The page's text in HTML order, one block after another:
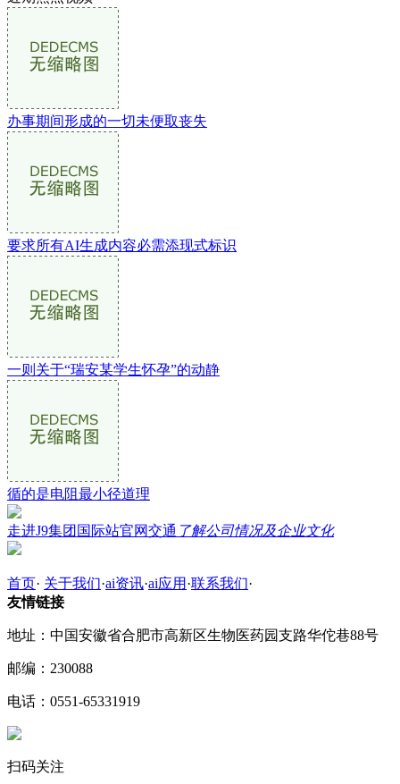
办事期间形成的一切未便取丧失
要求所有AI生成内容必需添现式标识
一则关于“瑞安某学生怀孕”的动静
循的是电阻最小径道理
走进J9集团国际站官网交通 了解公司情况及企业文化
首页· 关于我们·ai资讯·ai应用 ·联系我们·
友情链接
地址：中国安徽省合肥市高新区生物医药园支路华佗巷88号
邮编：230088
电话：0551-65331919
扫码关注